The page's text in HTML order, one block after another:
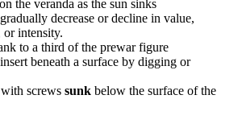
the veranda as the sun sinks
decrease or decline in value,
or intensity.
to a third of the prewar figure
beneath a surface by digging or
screws sunk below the surface of the